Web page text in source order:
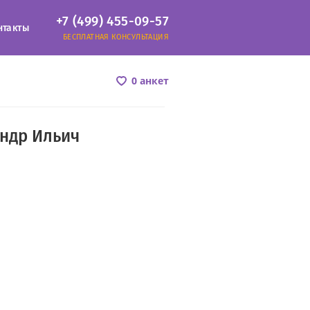
+7 (499) 455-09-57
БЕСПЛАТНАЯ КОНСУЛЬТАЦИЯ
0 анкет
Ильич